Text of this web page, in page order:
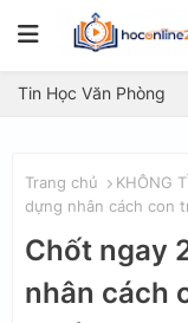
Tin Học Văn Phòng
Trang chủ KHÔNG
dựng nhân cách con
Chốt ngay
nhân cách